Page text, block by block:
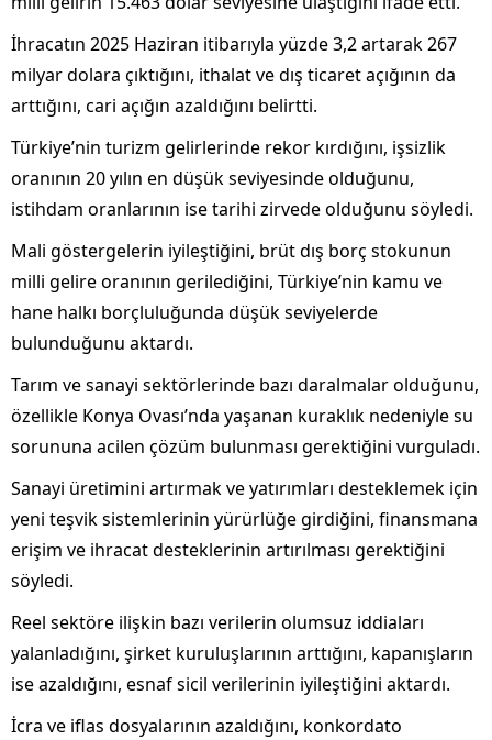
İhracatın 2025 Haziran itibarıyla yüzde 3,2 artarak 267
milyar dolara çıktığını, ithalat ve dış ticaret açığının da
arttığını, cari açığın azaldığını belirtti.
Türkiye’nin turizm gelirlerinde rekor kırdığını, işsizlik
oranının 20 yılın en düşük seviyesinde olduğunu,
istihdam oranlarının ise tarihi zirvede olduğunu söyledi.
Mali göstergelerin iyileştiğini, brüt dış borç stokunun
milli gelire oranının gerilediğini, Türkiye’nin kamu ve
hane halkı borçluluğunda düşük seviyelerde
bulunduğunu aktardı.
Tarım ve sanayi sektörlerinde bazı daralmalar olduğunu,
özellikle Konya Ovası’nda yaşanan kuraklık nedeniyle su
sorununa acilen çözüm bulunması gerektiğini vurguladı.
Sanayi üretimini artırmak ve yatırımları desteklemek için
yeni teşvik sistemlerinin yürürlüğe girdiğini, finansmana
erişim ve ihracat desteklerinin artırılması gerektiğini
söyledi.
Reel sektöre ilişkin bazı verilerin olumsuz iddiaları
yalanladığını, şirket kuruluşlarının arttığını, kapanışların
ise azaldığını, esnaf sicil verilerinin iyileştiğini aktardı.
İcra ve iflas dosyalarının azaldığını, konkordato